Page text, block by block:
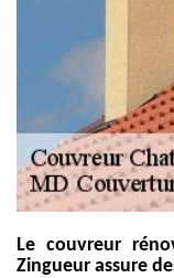
Le couvreur
Zingueur assure